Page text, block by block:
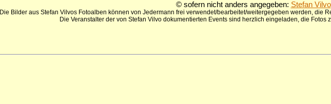
© sofern nicht anders angegeben: Stefan Vilvo
Die Bilder aus Stefan Vilvos Fotoalben können von Jedermann frei verwendet/bearbeitet/weitergegeben werden, die
Die Veranstalter der von Stefan Vilvo dokumentierten Events sind herzlich eingeladen, die Fotos